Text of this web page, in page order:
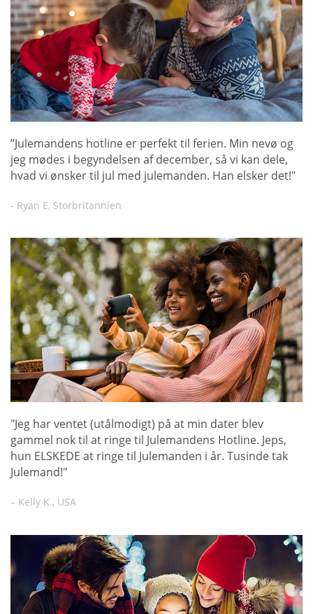
”Julemandens hotline er perfekt til ferien. Min nevø og
jeg mødes i begyndelsen af december, så vi kan dele,
hvad vi ønsker til jul med julemanden. Han elsker det!"
- Ryan E, Storbritannien
"Jeg har ventet (utålmodigt) på at min dater blev
gammel nok til at ringe til Julemandens Hotline. Jeps,
hun ELSKEDE at ringe til Julemanden i år. Tusinde tak
Julemand!"
– Kelly K., USA